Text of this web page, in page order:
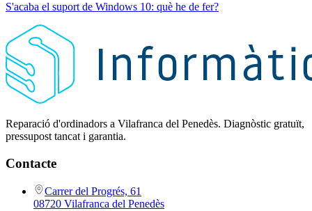
S'acaba el suport de Windows 10: què he de fer?
Reparació d'ordinadors a Vilafranca del Penedès. Diagnòstic gratuït,
pressupost tancat i garantia.
Contacte
Carrer del Progrés, 61
08720 Vilafranca del Penedès